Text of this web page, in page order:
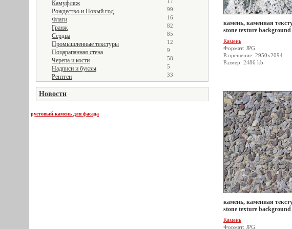
Камуфляж
Рождество и Новый год 99
Флаги 16
Гранж 82
Сердца 85
Промышленные текстуры 12
Поцарапанная стена 9
Черепа и кости 58
Надписи и буквы 5
Рентген 33
Новости
рустовый камень для фасада
камень, каменная
stone texture background
Камень
Формат: JPG
Разрешение: 2950x2094
Размер: 2486 kb
камень, каменная
stone texture background
Камень
Формат: JPG